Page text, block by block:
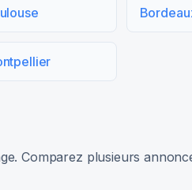
Comparez plusieurs